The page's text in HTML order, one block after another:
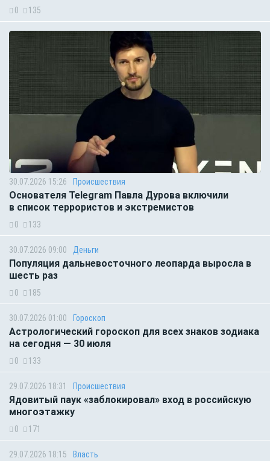
0 135
30.07.2026 15:26 Происшествия
Основателя Telegram Павла Дурова включили
в список террористов и экстремистов
0 133
30.07.2026 09:00 Деньги
Популяция дальневосточного леопарда выросла в
шесть раз
0 185
30.07.2026 01:00 Гороскоп
Астрологический гороскоп для всех знаков зодиака
на сегодня — 30 июля
0 133
29.07.2026 18:31 Происшествия
Ядовитый паук «заблокировал» вход в российскую
многоэтажку
0 171
29.07.2026 18:15 Власть